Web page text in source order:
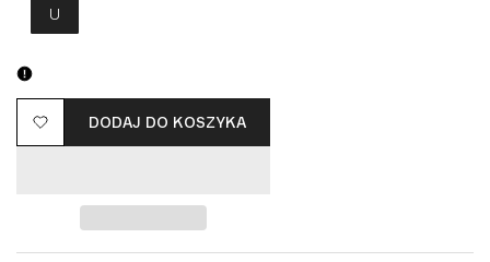
U
DODAJ DO KOSZYKA
Dodaj